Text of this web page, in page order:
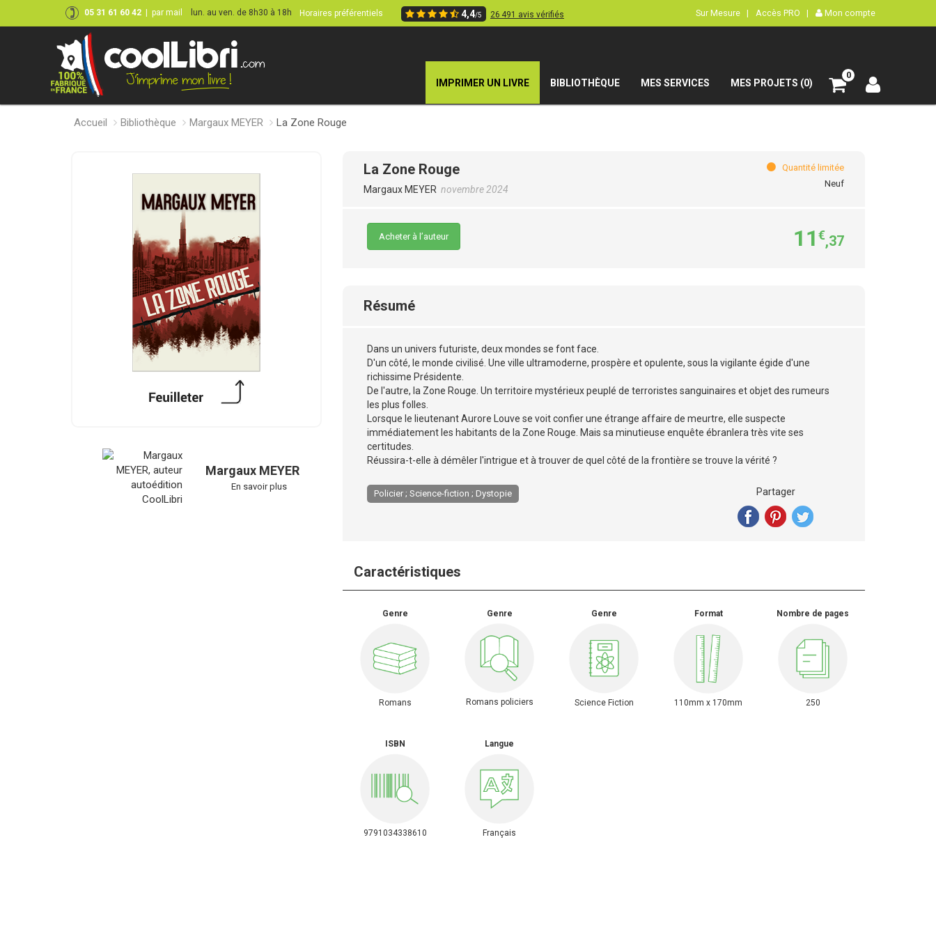
05 31 61 60 42 par mail lun. au ven. de 8h30 à 18h Horaires préférentiels 4,4/5 26 491 avis vérifiés Sur Mesure | Accès PRO | Mon compte
IMPRIMER UN LIVRE BIBLIOTHÈQUE MES SERVICES MES PROJETS (0)
0
Accueil Bibliothèque Margaux MEYER La Zone Rouge
Margaux MEYER
En savoir plus
La Zone Rouge
Margaux MEYER novembre 2024
Quantité limitée
Neuf
Acheter à l’auteur 11 €,37
Résumé
Dans un univers futuriste, deux mondes se font face.
D'un côté, le monde civilisé. Une ville ultramoderne, prospère et opulente, sous la vigilante égide d'une
richissime Présidente.
De l'autre, la Zone Rouge. Un territoire mystérieux peuplé de terroristes sanguinaires et objet des rumeurs
les plus folles.
Lorsque le lieutenant Aurore Louve se voit confier une étrange affaire de meurtre, elle suspecte
immédiatement les habitants de la Zone Rouge. Mais sa minutieuse enquête ébranlera très vite ses
certitudes.
Réussira-t-elle à démêler l'intrigue et à trouver de quel côté de la frontière se trouve la vérité ?
Policier ; Science-fiction ; Dystopie Partager
Caractéristiques
Genre
Romans
Genre
Romans policiers
Genre
Science Fiction
Format
110mm x 170mm
Nombre de pages
250
ISBN
9791034338610
Langue
Français